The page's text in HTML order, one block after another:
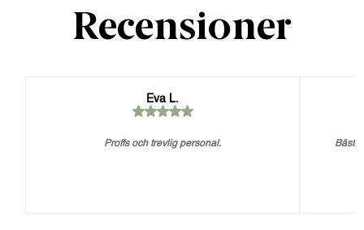
Recensioner
Eva L.
Proffs och trevlig personal. Bästa